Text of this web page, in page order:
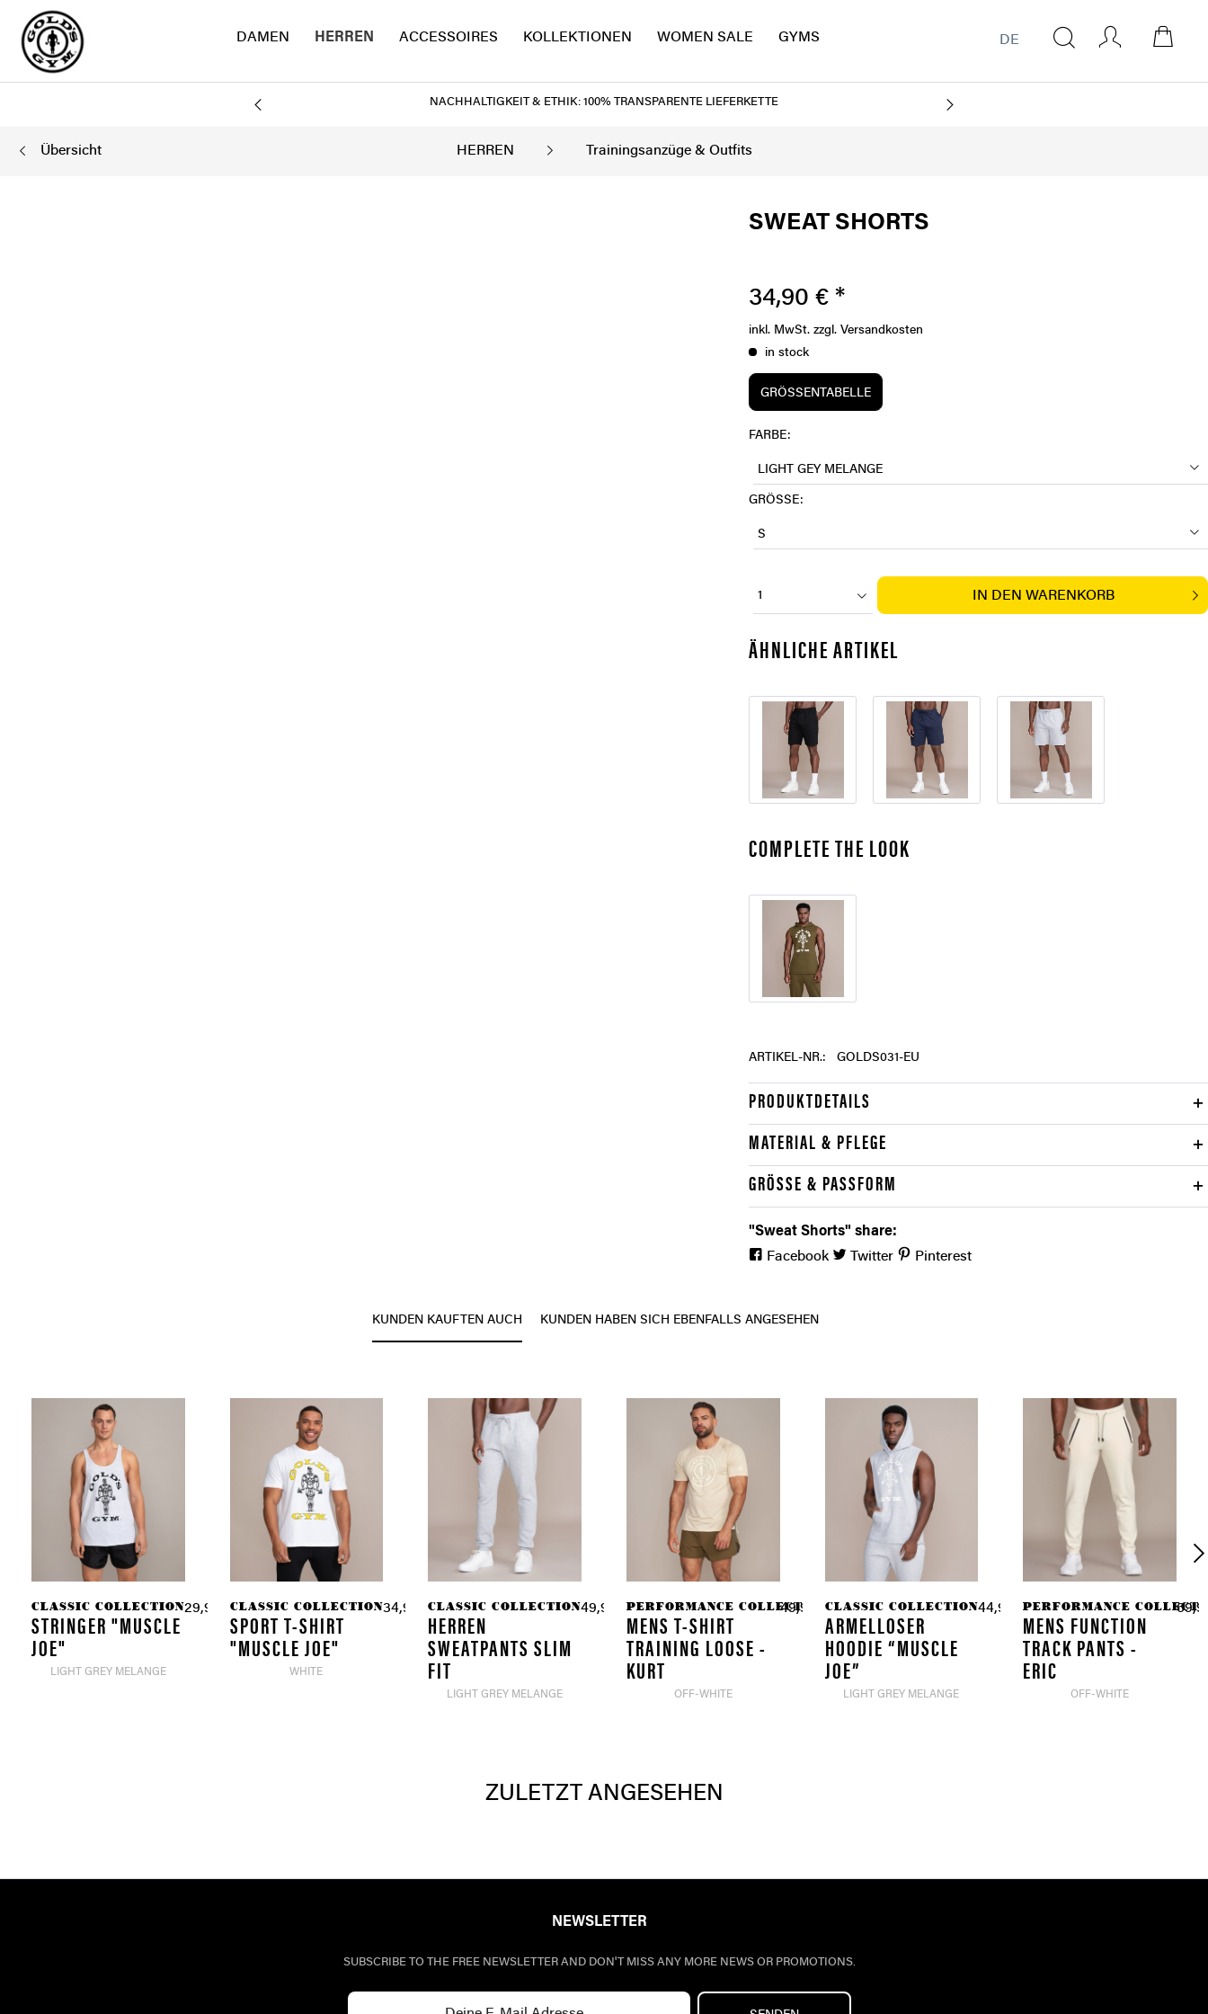
DE
NACHHALTIGKEIT & ETHIK: 100% TRANSPARENTE LIEFERKETTE
DAMEN HERREN ACCESSOIRES KOLLEKTIONEN WOMEN SALE GYMS
Übersicht HERREN Trainingsanzüge & Outfits
SWEAT SHORTS
34,90 € *
inkl. MwSt.zzgl. Versandkosten
in stock
GRÖSSENTABELLE
FARBE:
LIGHT GEY MELANGE
GRÖSSE:
S
1 IN DEN WARENKORB
ÄHNLICHE ARTIKEL
COMPLETE THE LOOK
ARTIKEL-NR.: GOLDS031-EU
PRODUKTDETAILS
MATERIAL & PFLEGE
GRÖSSE & PASSFORM
"Sweat Shorts" share:
Facebook
Twitter Pinterest
KUNDEN KAUFTEN AUCH KUNDEN HABEN SICH EBENFALLS ANGESEHEN
CLASSIC COLLECTION
STRINGER "MUSCLE
JOE"
LIGHT GREY MELANGE
29,90 € *CLASSIC COLLECTION
SPORT T-SHIRT
"MUSCLE JOE"
WHITE
34,90 € *CLASSIC COLLECTION
HERREN
SWEATPANTS SLIM
FIT
LIGHT GREY MELANGE
49,90 € *PERFORMANCE COLLECTION
MENS T-SHIRT
TRAINING LOOSE -
KURT
OFF-WHITE
49,90 € *CLASSIC COLLECTION
ÄRMELLOSER
HOODIE “MUSCLE
JOE”
LIGHT GREY MELANGE
44,90 € *PERFORMANCE
MENS FUNCTION
TRACK PANTS -
ERIC
OFF-WHITE
ZULETZT ANGESEHEN
NEWSLETTER
SUBSCRIBE TO THE FREE NEWSLETTER AND DON'T MISS ANY MORE NEWS OR PROMOTIONS.